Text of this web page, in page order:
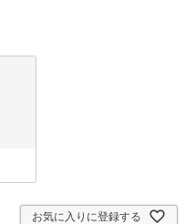
お気に入りに登録する